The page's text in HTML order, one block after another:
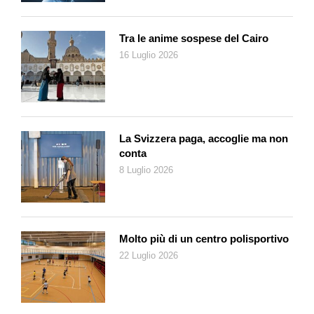
viaggi che l’artista ha compiuto compongono scenari
dell’anima in cui l’ambientazione reale, soprattutto marina,
viene liricamente trasfigurata in un luogo dell’interiorità.
Ivana Falconi, Still Life with
Salmon, 2021
Tra le anime sospese del Cairo
16 Luglio 2026
La Svizzera paga, accoglie ma non
conta
8 Luglio 2026
Molto più di un centro polisportivo
22 Luglio 2026